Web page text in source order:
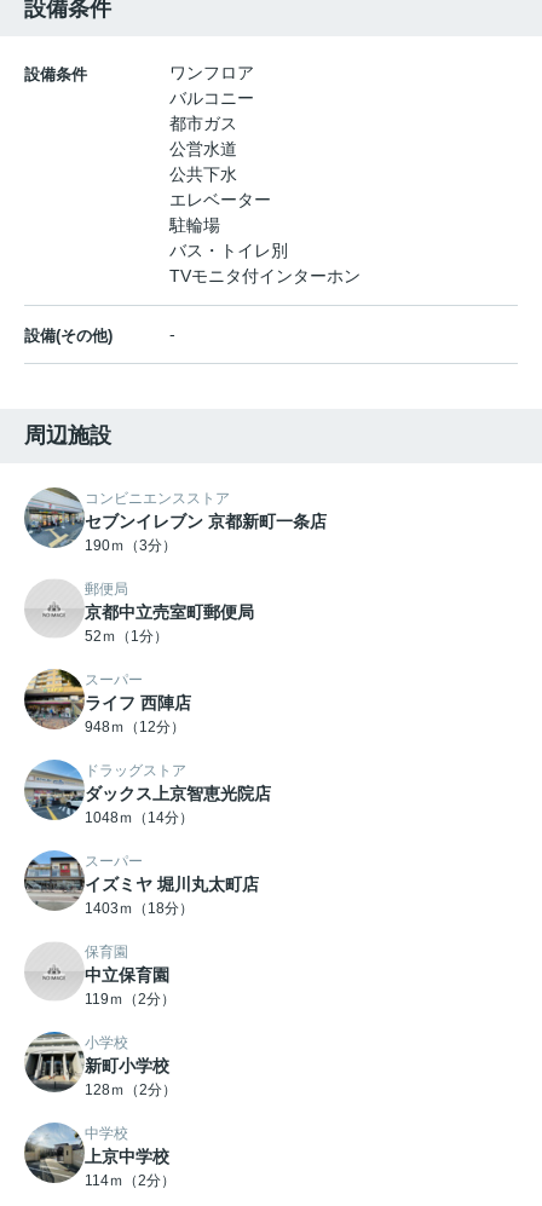
設備条件
設備条件
ワンフロア
バルコニー
都市ガス
公営水道
公共下水
エレベーター
駐輪場
バス・トイレ別
TVモニタ付インターホン
設備(その他) -
周辺施設
コンビニエンスストア
セブンイレブン 京都新町一条店
190ｍ（3分）
郵便局
京都中立売室町郵便局
52ｍ（1分）
スーパー
ライフ 西陣店
948ｍ（12分）
ドラッグストア
ダックス上京智恵光院店
1048ｍ（14分）
スーパー
イズミヤ 堀川丸太町店
1403ｍ（18分）
保育園
中立保育園
119ｍ（2分）
小学校
新町小学校
128ｍ（2分）
中学校
上京中学校
114ｍ（2分）